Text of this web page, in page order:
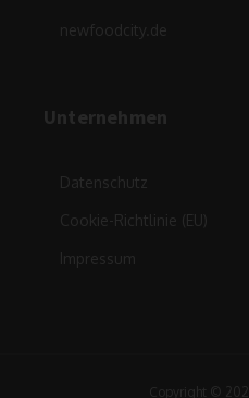
newfoodcity.de
Unternehmen
Datenschutz
Cookie-Richtlinie (EU)
Impressum
Copyright ©